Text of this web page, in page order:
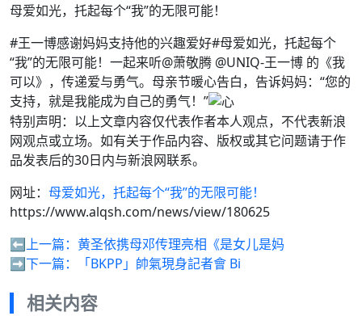
母爱如光，托起每个“我”的无限可能！
#王一博感谢妈妈支持他的兴趣爱好#母爱如光，托起每个
“我”的无限可能！一起来听@萧敬腾 @UNIQ-王一博 的《我
可以》，传递爱与勇气。母亲节暖心告白，告诉妈妈：“您的
支持，就是我能成为自己的勇气！”
特别声明：以上文章内容仅代表作者本人观点，不代表新浪
网观点或立场。如有关于作品内容、版权或其它问题请于作
品发表后的30日内与新浪网联系。
网址： 母爱如光，托起每个“我”的无限可能！
https://www.alqsh.com/news/view/180625
⬅️上一篇： 黄圣依携母邓传理亮相《是女儿是妈
➡️下一篇：
「BKPP」帥氣現身記者會 Bi
相关内容